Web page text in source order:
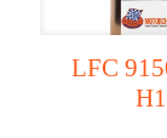
LFC
H1